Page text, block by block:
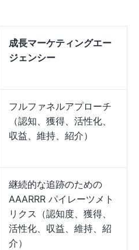
成長マーケティングエー
ジェンシー
フルファネルアプローチ
（認知、獲得、活性化、
収益、維持、紹介）
継続的な追跡のための
AAARRR パイレーツメト
リクス（認知度、獲得、
活性化、収益、維持、紹
介）